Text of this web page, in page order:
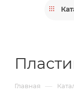
Главная —